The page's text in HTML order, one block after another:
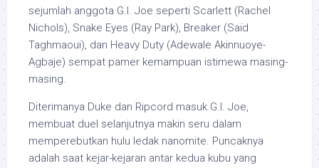
sejumlah anggota G.I. Joe seperti Scarlett (Rachel
Nichols), Snake Eyes (Ray Park), Breaker (Saïd
Taghmaoui), dan Heavy Duty (Adewale Akinnuoye-
Agbaje) sempat pamer kemampuan istimewa masing-
masing.
Diterimanya Duke dan Ripcord masuk G.I. Joe,
membuat duel selanjutnya makin seru dalam
memperebutkan hulu ledak nanomite. Puncaknya
adalah saat kejar-kejaran antar kedua kubu yang